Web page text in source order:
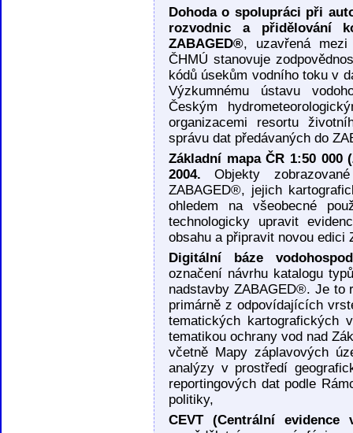
Dohoda o spolupráci při
rozvodnic a přidělování
ZABAGED®, uzavřená mezi
ČHMÚ stanovuje
kódů úsekům vodního toku v
Výzkumnému ústavu
Českým
organizacemi resortu
správu dat předávaných do
Základní mapa ČR 1:50 000
2004. Objekty
ZABAGED®, jejich
ohledem na všeobecné
technologicky upravit
obsahu a připravit novou edici
Digitální báze
označení návrhu katalogu
nadstavby ZABAGED®. Je to
primárně z odpovídajících
tematických kartografických
tematikou ochrany vod nad
včetně Mapy záplavových
analýzy v prostředí
reportingových dat podle
politiky,
CEVT (Centrální evidence